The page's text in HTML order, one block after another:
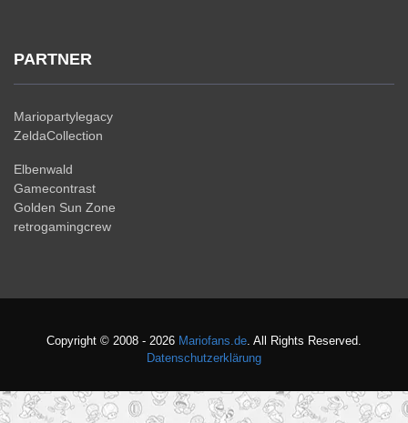
PARTNER
Mariopartylegacy
ZeldaCollection
Elbenwald
Gamecontrast
Golden Sun Zone
retrogamingcrew
Copyright © 2008 - 2026 Mariofans.de. All Rights Reserved.
Datenschutzerklärung